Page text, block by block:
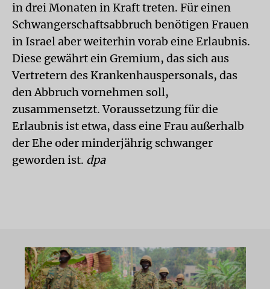
in drei Monaten in Kraft treten. Für einen
Schwangerschaftsabbruch benötigen Frauen
in Israel aber weiterhin vorab eine Erlaubnis.
Diese gewährt ein Gremium, das sich aus
Vertretern des Krankenhauspersonals, das
den Abbruch vornehmen soll,
zusammensetzt. Voraussetzung für die
Erlaubnis ist etwa, dass eine Frau außerhalb
der Ehe oder minderjährig schwanger
geworden ist. dpa